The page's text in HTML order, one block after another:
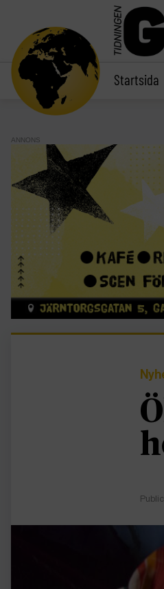
Startsida
ANNONS